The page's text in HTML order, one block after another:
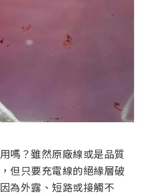
嗎？雖然原廠線或是品質
但只要充電線的絕緣層破
為外露、短路或接觸不